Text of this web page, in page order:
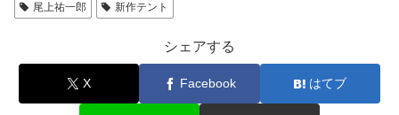
尾上祐一郎
新作テント
シェアする
X Facebook はてブ